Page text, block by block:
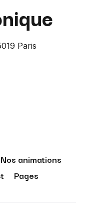
Paris
Nos animations
Pages